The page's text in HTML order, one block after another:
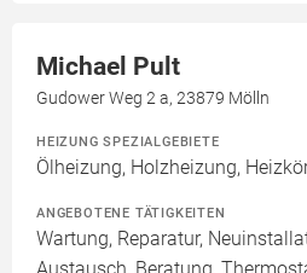
Michael Pult
Gudower Weg 2 a, 23879 Mölln
HEIZUNG SPEZIALGEBIETE
Ölheizung, Holzheizung,
ANGEBOTENE TÄTIGKEITEN
Wartung, Reparatur,